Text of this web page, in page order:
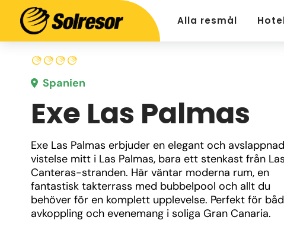
Alla resmål
Spanien
Exe Las Palmas
Exe Las Palmas erbjuder en elegant och avslappnad
vistelse mitt i Las Palmas, bara ett stenkast från Las
Canteras-stranden. Här väntar moderna rum, en
fantastisk takterrass med bubbelpool och allt du
behöver för en komplett upplevelse. Perfekt för
avkoppling och evenemang i soliga Gran Canaria.